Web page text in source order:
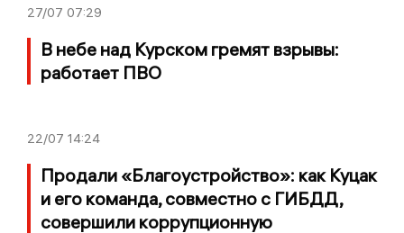
27/07 07:29
В небе над Курском гремят взрывы:
работает ПВО
22/07 14:24
Продали «Благоустройство»: как Куцак
и его команда, совместно с ГИБДД,
совершили коррупционную